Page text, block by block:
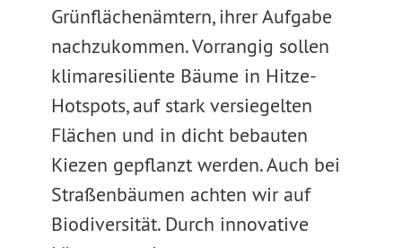
Grünflächenämtern, ihrer Aufgabe
nachzukommen. Vorrangig sollen
klimaresiliente Bäume in Hitze-
Hotspots, auf stark versiegelten
Flächen und in dicht bebauten
Kiezen gepflanzt werden. Auch bei
Straßenbäumen achten wir auf
Biodiversität. Durch innovative